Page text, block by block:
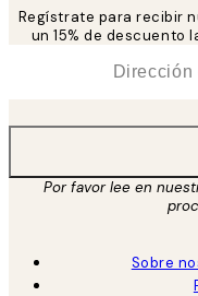
Regístrate para recibir
un 15% de descuento
Por favor lee en
Sobre